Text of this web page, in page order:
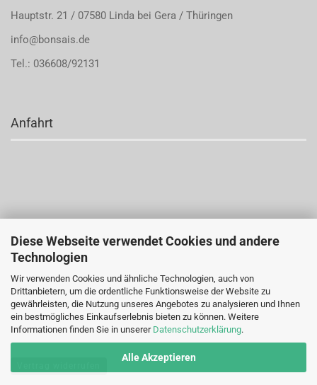
Diese Webseite verwendet Cookies und andere
Technologien
Wir verwenden Cookies und ähnliche Technologien, auch von
Drittanbietern, um die ordentliche Funktionsweise der Website zu
gewährleisten, die Nutzung unseres Angebotes zu analysieren und Ihnen
ein bestmögliches Einkaufserlebnis bieten zu können. Weitere
Informationen finden Sie in unserer Datenschutzerklärung.
Alle Akzeptieren
Hauptstr. 21 / 07580 Linda bei Gera / Thüringen
info@bonsais.de
Tel.: 036608/92131
Anfahrt